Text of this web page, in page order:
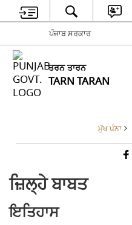
ਪੰਜਾਬ ਸਰਕਾਰ
ਤਰਨ ਤਾਰਨ
TARN TARAN
ਮੁੱਖ ਪੰਨਾ
ਜ਼ਿਲ੍ਹੇ ਬਾਬਤ
ਇਤਿਹਾਸ